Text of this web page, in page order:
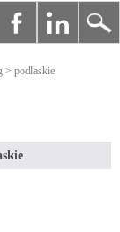
> podlaskie